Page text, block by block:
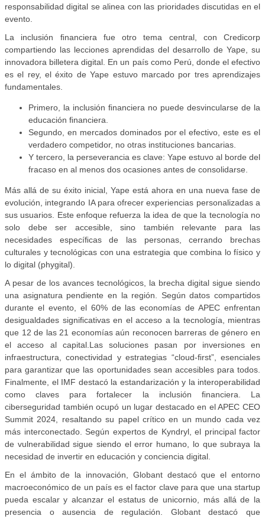
responsabilidad digital se alinea con las prioridades discutidas en el
evento.
La inclusión ﬁnanciera fue otro tema central, con Credicorp
compartiendo las lecciones aprendidas del desarrollo de Yape, su
innovadora billetera digital. En un país como Perú, donde el efectivo
es el rey, el éxito de Yape estuvo marcado por tres aprendizajes
fundamentales.
Primero, la inclusión ﬁnanciera no puede desvincularse de la
educación ﬁnanciera.
Segundo, en mercados dominados por el efectivo, este es el
verdadero competidor, no otras instituciones bancarias.
Y tercero, la perseverancia es clave: Yape estuvo al borde del
fracaso en al menos dos ocasiones antes de consolidarse.
Más allá de su éxito inicial, Yape está ahora en una nueva fase de
evolución, integrando IA para ofrecer experiencias personalizadas a
sus usuarios. Este enfoque refuerza la idea de que la tecnología no
solo debe ser accesible, sino también relevante para las
necesidades especíﬁcas de las personas, cerrando brechas
culturales y tecnológicas con una estrategia que combina lo físico y
lo digital (phygital).
A pesar de los avances tecnológicos, la brecha digital sigue siendo
una asignatura pendiente en la región. Según datos compartidos
durante el evento, el 60% de las economías de APEC enfrentan
desigualdades signiﬁcativas en el acceso a la tecnología, mientras
que 12 de las 21 economías aún reconocen barreras de género en
el acceso al capital.Las soluciones pasan por inversiones en
infraestructura, conectividad y estrategias “cloud-ﬁrst”, esenciales
para garantizar que las oportunidades sean accesibles para todos.
Finalmente, el IMF destacó la estandarización y la interoperabilidad
como claves para fortalecer la inclusión ﬁnanciera. La
ciberseguridad también ocupó un lugar destacado en el APEC CEO
Summit 2024, resaltando su papel crítico en un mundo cada vez
más interconectado. Según expertos de Kyndryl, el principal factor
de vulnerabilidad sigue siendo el error humano, lo que subraya la
necesidad de invertir en educación y conciencia digital.
En el ámbito de la innovación, Globant destacó que el entorno
macroeconómico de un país es el factor clave para que una startup
pueda escalar y alcanzar el estatus de unicornio, más allá de la
presencia o ausencia de regulación. Globant destacó que